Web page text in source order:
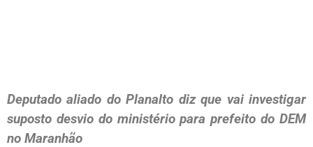
Deputado aliado do Planalto diz que vai investigar
suposto desvio do ministério para prefeito do DEM
no Maranhão